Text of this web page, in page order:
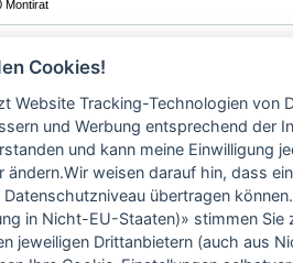
Montirat
Neben einem
Biowein, Biospirituosen
wir Ihnen u.a. folgende
große Auswahl
nur 5,79 EUR Versand
ab 95 EUR frei Haus
14 Tage
sichere Zahlung
Cookies!
Website Tracking-Technologien von
und Werbung entsprechend der
und kann meine Einwilligung
ändern.Wir weisen darauf hin, dass
übertragen
in Nicht-EU-Staaten)» stimmen
jeweiligen Drittanbietern (auch aus